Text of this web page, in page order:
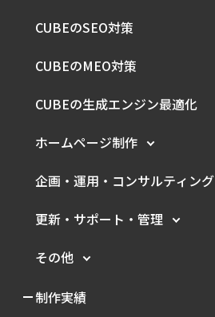
CUBEのSEO対策
CUBEのMEO対策
CUBEの生成エンジン最適化
ホームページ制作
企画・運用・ コンサルティング
更新・サポート・管理
その他
制作実績